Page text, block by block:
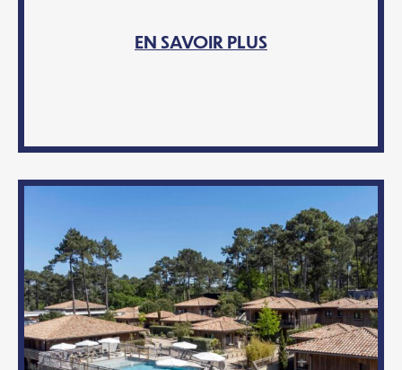
EN SAVOIR PLUS